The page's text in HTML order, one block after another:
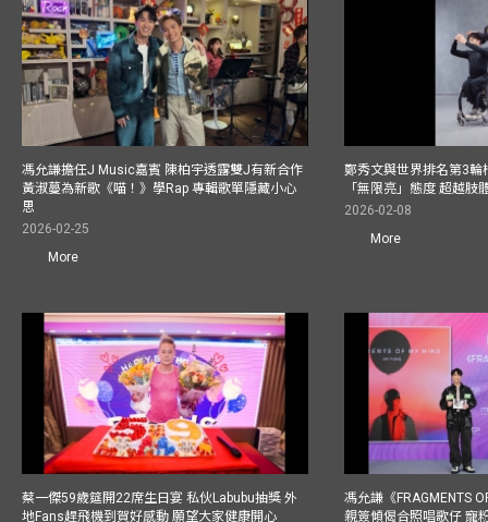
馮允謙擔任J Music嘉賓 陳柏宇透露雙J有新合作
黃淑蔓為新歌《喵！》學Rap 專輯歌單隱藏小心
思
2026-02-25
More
鄭秀文與世界排名第3輪
「無限亮」態度 超越肢
2026-02-08
More
蔡一傑59歲筵開22席生日宴 私伙Labubu抽獎 外
地Fans趕飛機到賀好感動 願望大家健康開心
馮允謙《FRAGMENTS
親簽傾偈合照唱歌仔 寵